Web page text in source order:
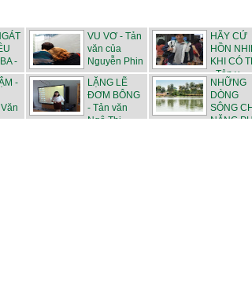
-
VU VƠ - Tản
văn của
Nguyễn Phin
HÃY CỨ
HỒN
KHI CÓ
- Tản v...
-
LẶNG LẼ
ĐƠM BÔNG
- Tản văn
Ngô Thị...
NHỮNG
DÒNG
SÔNG
NẶNG